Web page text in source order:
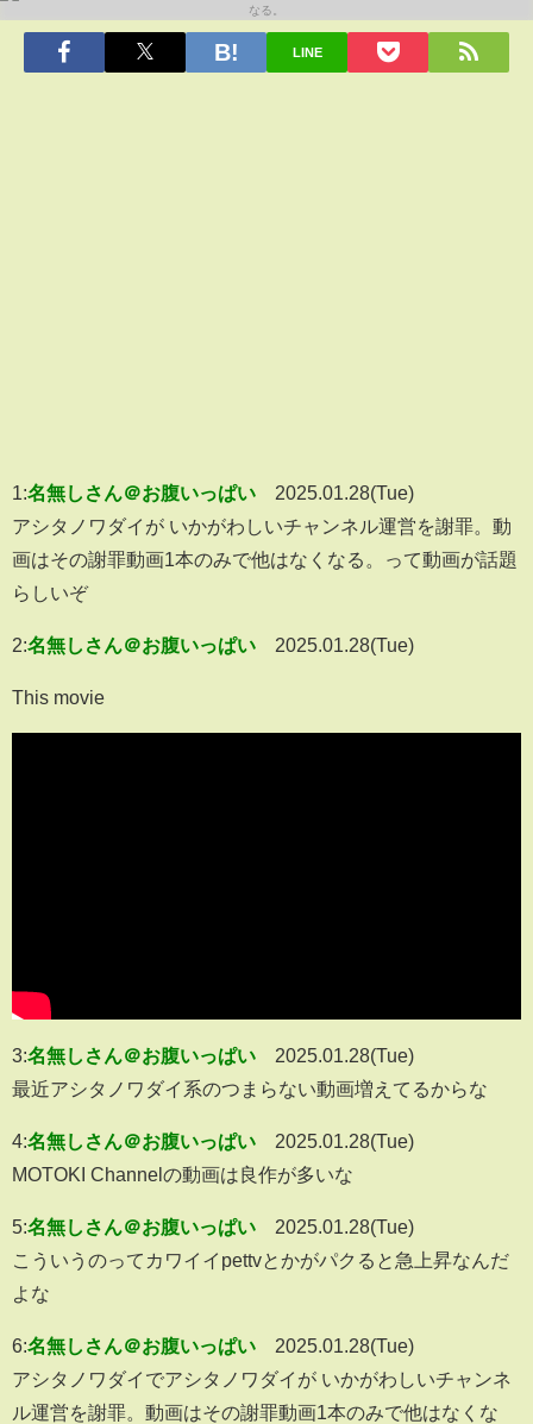
LINE
1:名無しさん＠お腹いっぱい
2025.01.28(Tue)
アシタノワダイが いかがわしいチャンネル運営を謝罪。動
画はその謝罪動画1本のみで他はなくなる。って動画が話題
らしいぞ
2:名無しさん＠お腹いっぱい 2025.01.28(Tue)
This movie
3:名無しさん＠お腹いっぱい
2025.01.28(Tue)
最近アシタノワダイ系のつまらない動画増えてるからな
4:名無しさん＠お腹いっぱい
2025.01.28(Tue)
MOTOKI Channelの動画は良作が多いな
5:名無しさん＠お腹いっぱい
2025.01.28(Tue)
こういうのってカワイイpettvとかがパクると急上昇なんだ
よな
6:名無しさん＠お腹いっぱい
2025.01.28(Tue)
アシタノワダイでアシタノワダイが いかがわしいチャンネ
ル運営を謝罪。動画はその謝罪動画1本のみで他はなくな